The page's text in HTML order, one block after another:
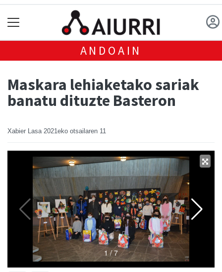
ANDOAIN
Maskara lehiaketako sariak
banatu dituzte Basteron
Xabier Lasa 2021eko otsailaren 11